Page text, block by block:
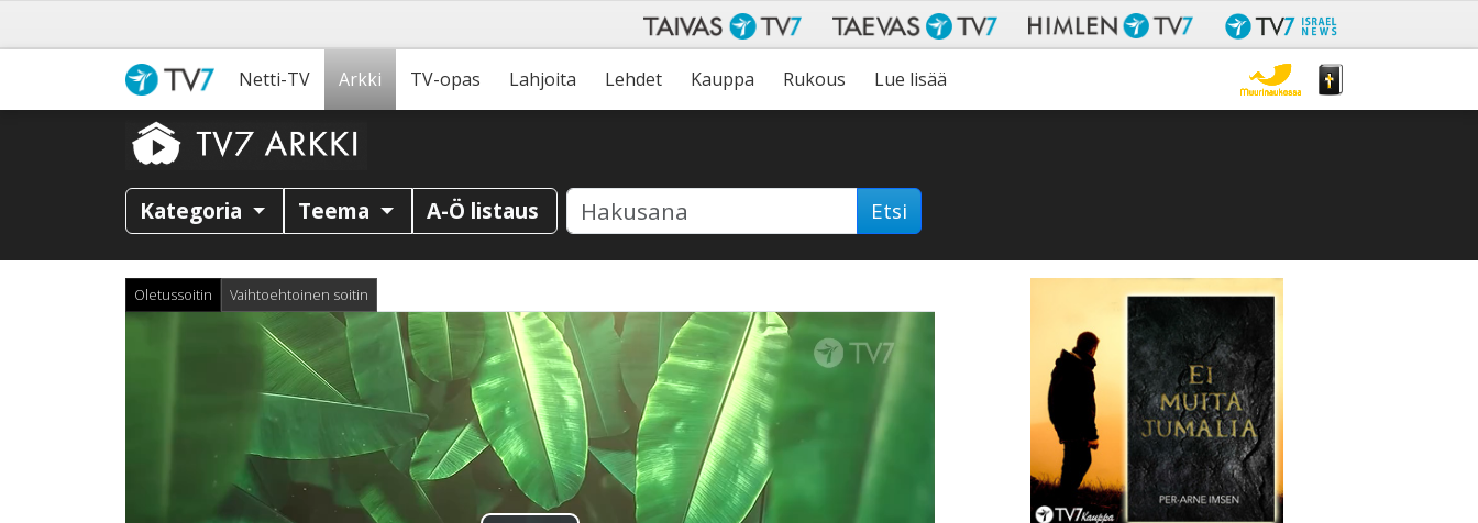
Netti-TV Arkki TV-opas Lahjoita Lehdet Kauppa Rukous Lue lisää
Kategoria Teema A-Ö listaus Etsi
Oletussoitin Vaihtoehtoinen soitin